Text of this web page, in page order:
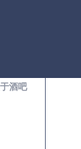
酒吧